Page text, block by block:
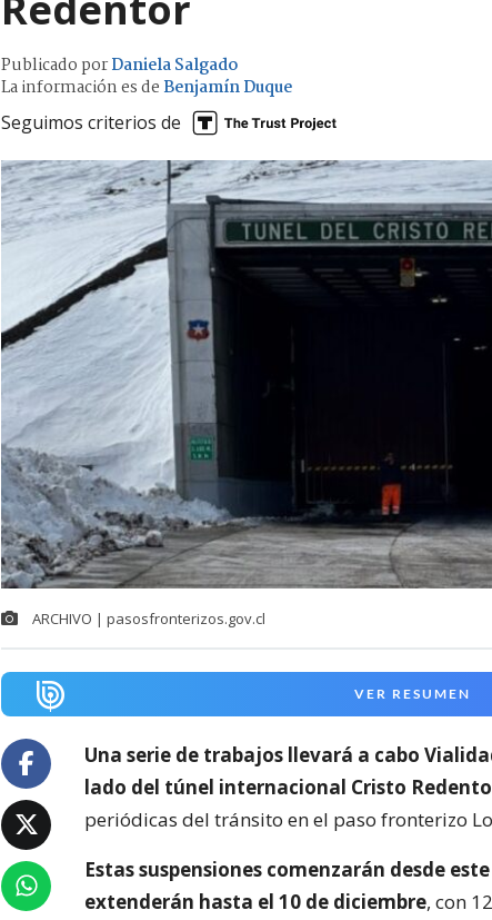
Publicado porDaniela Salgado
La información es de Benjamín Duque
Seguimos criterios de
ARCHIVO | pasosfronterizos.gov.cl
VER RESUMEN
Una serie de trabajos llevará a cabo
lado del túnel internacional Cristo
periódicas del tránsito en el paso fronterizo
Estas suspensiones comenzarán desde
extenderán hasta el 10 de diciembre, con